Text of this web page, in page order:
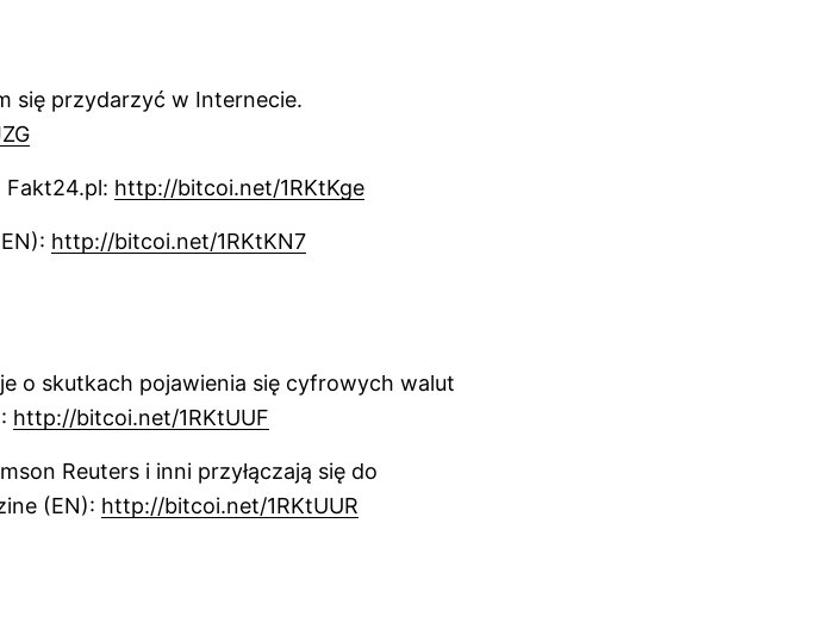
się przydarzyć w Internecie.
Fakt24.pl: http://bitcoi.net/1RKtKge
http://bitcoi.net/1RKtKN7
o skutkach pojawienia się cyfrowych walut
http://bitcoi.net/1RKtUUF
Reuters i inni przyłączają się do
(EN): http://bitcoi.net/1RKtUUR